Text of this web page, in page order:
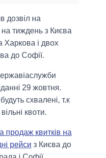
дозвіл на
тиждень з Києва
Харкова і двох
до Софії.
29 жовтня.
схвалені, т.к
квоти.
продаж квитків на
рейси з Києва до